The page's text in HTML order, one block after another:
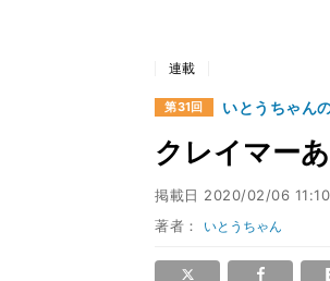
連載
第31回 いとうちゃん
クレイマー
掲載日 2020/02/06 11:10
著者： いとうちゃん